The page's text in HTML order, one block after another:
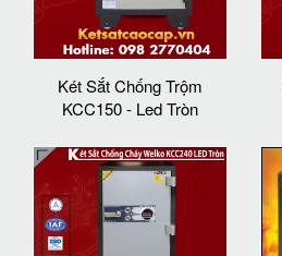
Két Sắt Chống Trộm
KCC150 - Led Tròn